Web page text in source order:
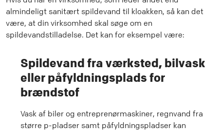
almindeligt sanitært spildevand til kloakken, så kan det
være, at din virksomhed skal søge om en
spildevandstilladelse. Det kan for eksempel være:
Spildevand fra værksted, bilvask
eller påfyldningsplads for
brændstof
Vask af biler og entreprenørmaskiner, regnvand fra
større p-pladser samt påfyldningspladser kan